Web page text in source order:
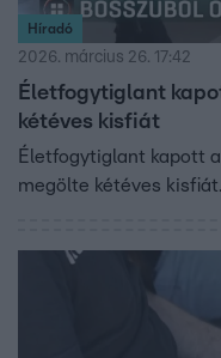
Híradó
2026. március 26. 17:42
Életfogytiglant
kétéves kisfiát
Életfogytiglant kapott
megölte kétéves